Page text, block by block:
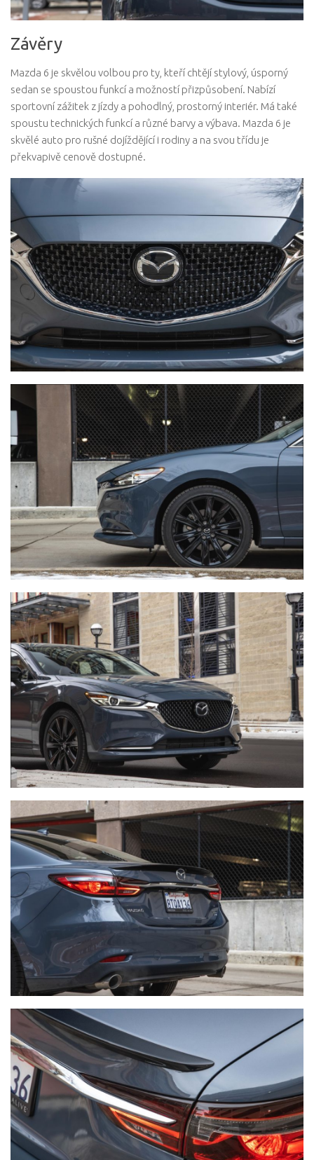
Závěry
Mazda 6 je skvělou volbou pro ty, kteří chtějí stylový, úsporný
sedan se spoustou funkcí a možností přizpůsobení. Nabízí
sportovní zážitek z jízdy a pohodlný, prostorný interiér. Má také
spoustu technických funkcí a různé barvy a výbava. Mazda 6 je
skvělé auto pro rušné dojíždějící i rodiny a na svou třídu je
překvapivě cenově dostupné.